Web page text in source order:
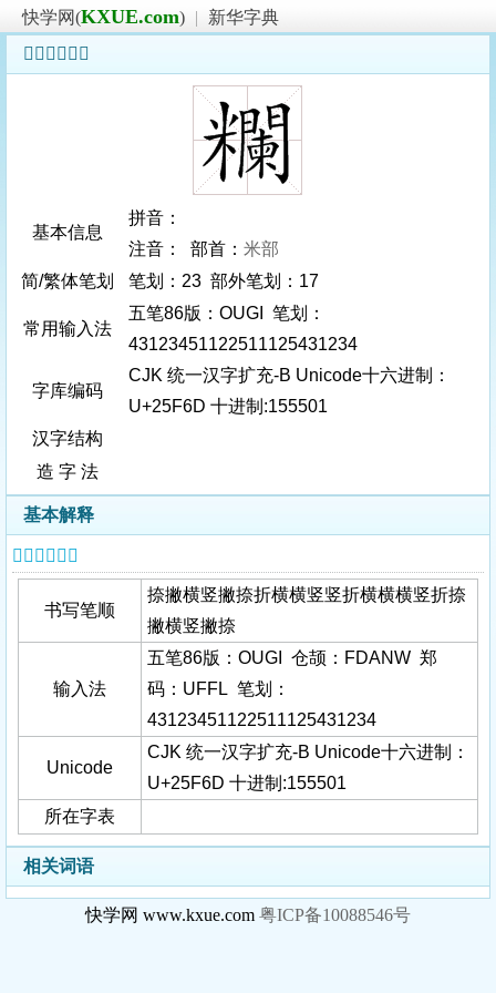
快学网(KXUE.com) |
新华字典
𥽭字基本信息
基本信息
拼音：
注音： 部首： 米部
简/繁体笔划
笔划：23 部外笔划：17
常用输入法
五笔86版：OUGI 笔划：
43123451122511125431234
字库编码
CJK 统一汉字扩充-B Unicode十六进制：
U+25F6D 十进制:155501
汉字结构
造 字 法
基本解释
𥽭字基本信息
书写笔顺
捺撇横竖撇捺折横横竖竖折横横横竖折捺
撇横竖撇捺
输入法
五笔86版：OUGI 仓颉：FDANW 郑
码：UFFL 笔划：
43123451122511125431234
Unicode
CJK 统一汉字扩充-B Unicode十六进制：
U+25F6D 十进制:155501
所在字表
相关词语
快学网 www.kxue.com 粤ICP备10088546号